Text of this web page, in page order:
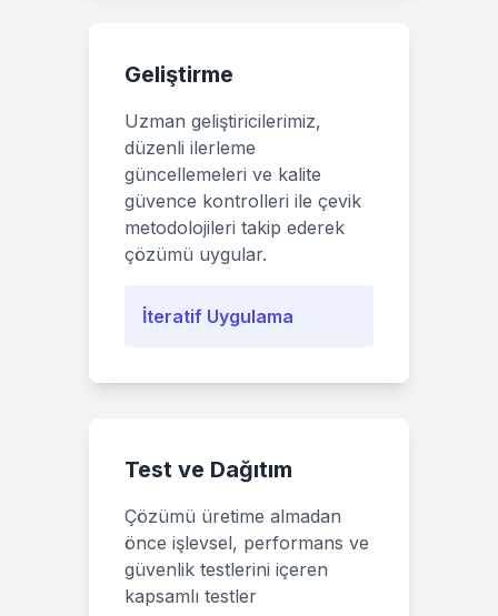
Geliştirme
Uzman geliştiricilerimiz,
düzenli ilerleme
güncellemeleri ve kalite
güvence kontrolleri ile çevik
metodolojileri takip ederek
çözümü uygular.
İteratif Uygulama
Test ve Dağıtım
Çözümü üretime almadan
önce işlevsel, performans ve
güvenlik testlerini içeren
kapsamlı testler